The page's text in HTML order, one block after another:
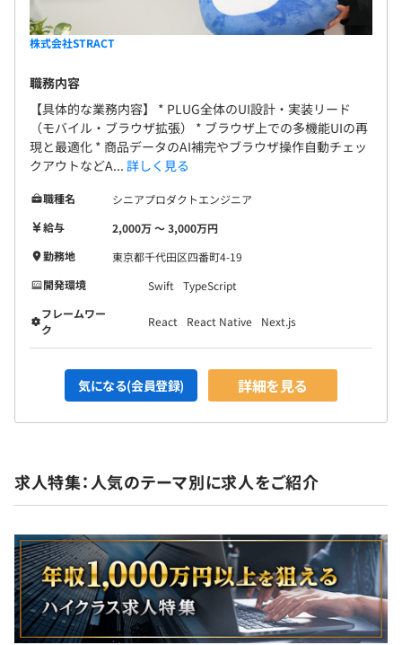
株式会社STRACT
職務内容
【具体的な業務内容】 * PLUG全体のUI設計・実装リード
（モバイル・ブラウザ拡張） * ブラウザ上での多機能UIの再
現と最適化 * 商品データのAI補完やブラウザ操作自動チェッ
クアウトなどA... 詳しく見る
職種名
シニアプロダクトエンジニア
給与
2,000万 〜 3,000万円
勤務地
東京都千代田区四番町4-19
開発環境
Swift
TypeScript
フレームワー
ク
React React Native Next.js
気になる(会員登録) 詳細を見る
求人特集：人気のテーマ別に求人をご紹介